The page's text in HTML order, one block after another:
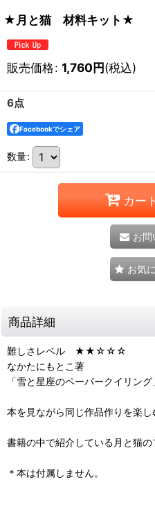
★月と猫 材料キット★
販売価格: 1,760円(税込)
6点
Facebookでシェア
数量:
カー
お問
お気
商品詳細
難しさレベル ★★☆☆☆
なかたにもとこ著
「雪と星座のペーパークイリング
本を見ながら同じ作品作りを楽し
書籍の中で紹介している月と猫の
＊本は付属しません。